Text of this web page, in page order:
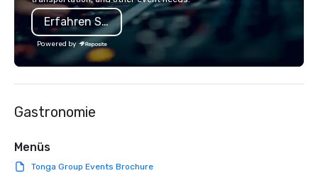
a Monterey Bay Trek.
Erfahren Sie mehr
Powered by
Gastronomie
Menüs
Tonga Group Events Brochure